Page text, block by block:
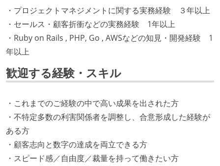
・プロジェクトマネジメントに関する実務経験 ３年以上
・セールス・顧客折衝などの実務経験 1年以上
・Ruby on Rails , PHP, Go , AWSなどの知見・開発経験 1
年以上
歓迎する経験・スキル
・これまでのご経験の中で高い成果を出された方
・不特定多数の利害関係者を調整し、合意形成した経験が
ある方
・顧客志向と数字の達成を両立できる方
・スピード感／自由度／裁量を持って働きたい方